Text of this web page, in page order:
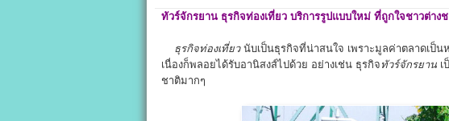
ทัวร์จักรยาน ธุรกิจท่องเที่ยว บริการรูปแบบใหม่ ที่ถูกใจชาวต่าง
ธุรกิจท่องเที่ยวนับเป็นธุรกิจที่น่าสนใจ เพราะมูลค่าตลาดเป็
เนื่องก็พลอยได้รับอานิสงส์ไปด้วย อย่างเช่น ธุรกิจ ทัวร์จักรยาน เ
ชาติมากๆ